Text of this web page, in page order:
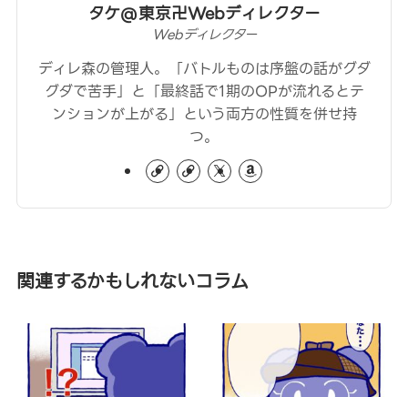
タケ@東京卍Webディレクター
Webディレクター
ディレ森の管理人。「バトルものは序盤の話がグダ
グダで苦手」と「最終話で1期のOPが流れるとテ
ンションが上がる」という両方の性質を併せ持
つ。
関連するかもしれないコラム